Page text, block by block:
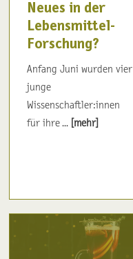
Neues in der
Lebensmittel-
Forschung?
Anfang Juni wurden vier
junge
Wissenschaftler:innen
für ihre ... [mehr]